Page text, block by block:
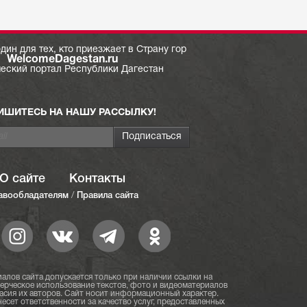
для тех, кто приезжает в Страну гор
WelcomeDagestan.ru
портал Республики Дагестан
НА НАШУ РАССЫЛКУ!
О сайте Контакты
/ Правила сайта
сайта допускается только при наличии ссылки на
использование текстов, фото и видеоматериалов
их авторов. Сайт носит информационный характер.
ответственности за качество услуг, предоставленных